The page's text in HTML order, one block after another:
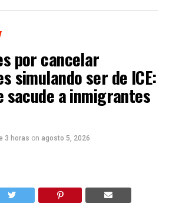
por cancelar
simulando ser de ICE:
sacude a inmigrantes
3 horas on agosto 5, 2026